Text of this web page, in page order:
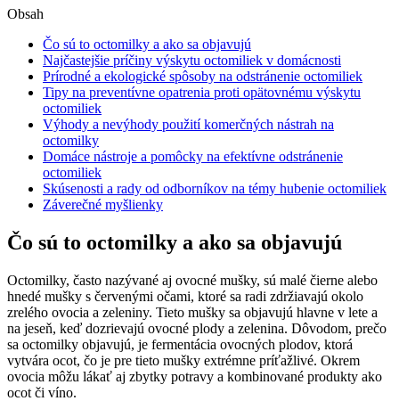
Obsah
Čo sú to octomilky a ako sa objavujú
Najčastejšie príčiny výskytu octomiliek v domácnosti
Prírodné a ekologické spôsoby na odstránenie octomiliek
Tipy na preventívne opatrenia proti opätovnému výskytu
octomiliek
Výhody a nevýhody použití komerčných nástrah na
octomilky
Domáce nástroje a pomôcky na efektívne odstránenie
octomiliek
Skúsenosti a rady od odborníkov na témy hubenie octomiliek
Záverečné myšlienky
Čo sú to octomilky a ako sa objavujú
Octomilky, často nazývané aj ovocné mušky, sú malé čierne alebo
hnedé mušky s červenými očami, ktoré sa radi zdržiavajú okolo
zrelého ovocia a zeleniny. Tieto mušky sa objavujú hlavne v lete a
na jeseň, keď dozrievajú ovocné plody a zelenina. Dôvodom, prečo
sa octomilky objavujú, je fermentácia ovocných plodov, ktorá
vytvára ocot, čo je pre tieto mušky extrémne príťažlivé. Okrem
ovocia môžu lákať aj zbytky potravy a kombinované produkty ako
ocot či víno.